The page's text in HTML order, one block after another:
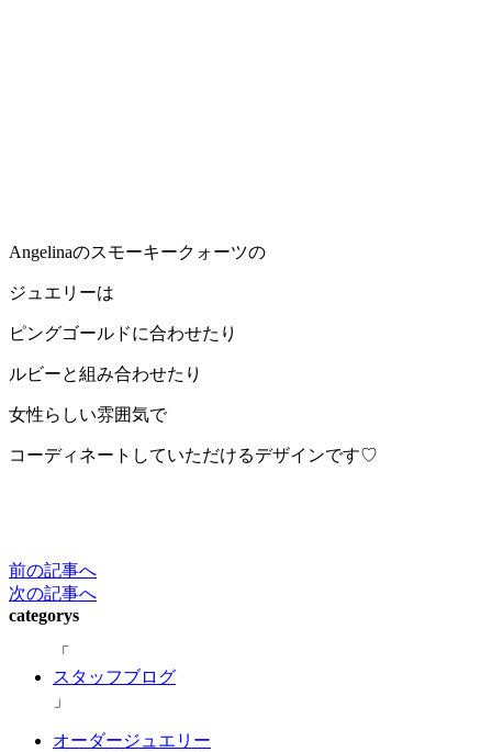
Angelinaのスモーキークォーツの
ジュエリーは
ピングゴールドに合わせたり
ルビーと組み合わせたり
女性らしい雰囲気で
コーディネートしていただけるデザインです♡
前の記事へ
次の記事へ
categorys
スタッフブログ
オーダージュエリー